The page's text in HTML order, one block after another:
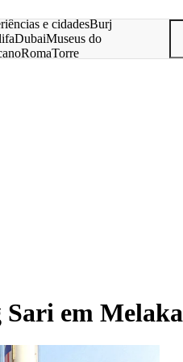
e cidadesBurj
DubaiMuseus do
RomaTorre
Sari em Melaka